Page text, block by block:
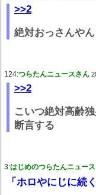
>>2
絶対おっさんや
124:つらたんニュースさん
>>2
こいつ絶対高齢
断言する
3:はじめのつらたんニュー
「ホロやにじに続